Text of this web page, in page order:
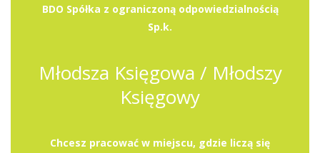
BDO Spółka z ograniczoną odpowiedzialnością
Sp.k.
Młodsza Księgowa / Młodszy
Księgowy
Chcesz pracować w miejscu, gdzie liczą się